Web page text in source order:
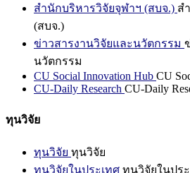
สำนักบริหารวิจัยจุฬาฯ (สบจ.) ส
(สบจ.)
ข่าวสารงานวิจัยและนวัตกรรม
นวัตกรรม
CU Social Innovation Hub CU
CU-Daily Research CU-Daily
ทุนวิจัย
ทุนวิจัย ทุนวิจัย
ทุนวิจัยในประเทศ ทุนวิจัยในปร